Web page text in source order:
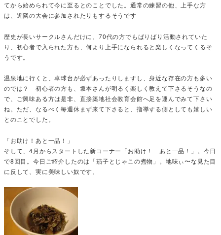
てから始められて今に至るとのことでした。通常の練習の他、上手な方
は、近隣の大会に参加されたりもするそうです
歴史が長いサークルさんだけに、70代の方でもばりばり活動されていた
り、初心者で入られた方も、何より上手になられると楽しくなってくるそ
うです。
温泉地に行くと、卓球台が必ずあったりしますし、身近な存在の方も多い
のでは？ 初心者の方も、坂本さんが明るく楽しく教えて下さるそうなの
で、ご興味ある方は是非、直接築地社会教育会館へ足を運んでみて下さい
ね。ただ、なるべく毎週休まず来て下さると、指導する側としても嬉しい
とのことでした。
「お助け！あと一品！」
そして、4月からスタートした新コーナー「お助け！ あと一品！」。今日
で8回目。今日ご紹介したのは「茄子とじゃこの煮物」。地味ぃ〜な見た目
に反して、実に美味しい奴です。